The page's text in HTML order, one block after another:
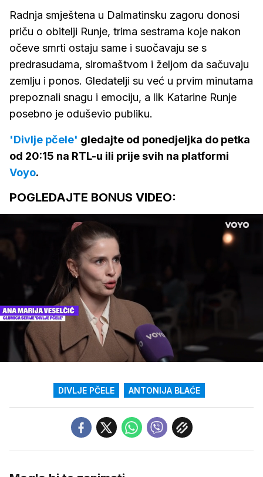
Radnja smještena u Dalmatinsku zagoru donosi
priču o obitelji Runje, trima sestrama koje nakon
očeve smrti ostaju same i suočavaju se s
predrasudama, siromaštvom i željom da sačuvaju
zemlju i ponos. Gledatelji su već u prvim minutama
prepoznali snagu i emociju, a lik Katarine Runje
posebno je oduševio publiku.
'Divlje pčele' gledajte od ponedjeljka do petka
od 20:15 na RTL-u ili prije svih na platformi
Voyo.
POGLEDAJTE BONUS VIDEO:
Upali
zvuk
/
Loaded
27.09%
DIVLJE PČELE ANTONIJA BLAĆE